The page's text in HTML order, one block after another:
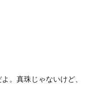
。真珠じゃないけど、